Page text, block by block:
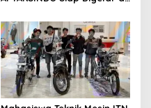
Semangat Perkuat Tata
Kelola Organisasi